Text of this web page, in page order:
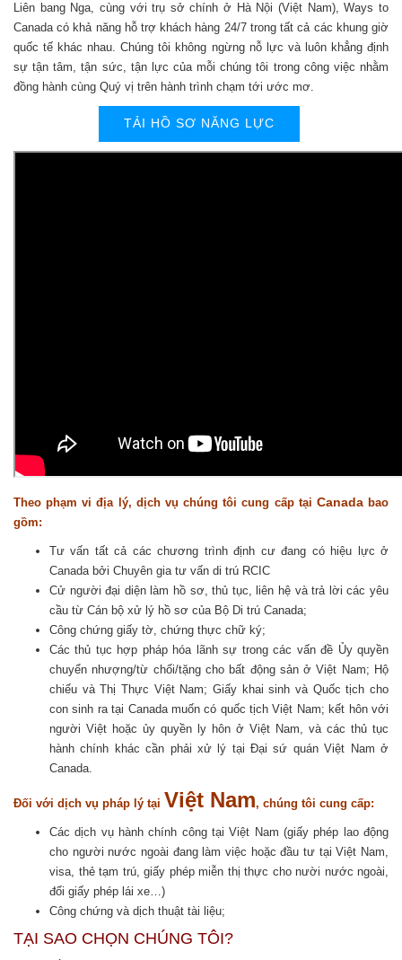
Liên bang Nga, cùng với trụ sở chính ở Hà Nội (Việt Nam), Ways to
Canada có khả năng hỗ trợ khách hàng 24/7 trong tất cả các khung giờ
quốc tế khác nhau. Chúng tôi không ngừng nỗ lực và luôn khẳng định
sự tận tâm, tận sức, tận lực của mỗi chúng tôi trong công việc nhằm
đồng hành cùng Quý vị trên hành trình chạm tới ước mơ.
TẢI HỒ SƠ NĂNG LỰC
Theo phạm vi địa lý, dịch vụ chúng tôi cung cấp tại Canadabao
gồm:
Tư vấn tất cả các chương trình định cư đang có hiệu lực ở
Canada bởi Chuyên gia tư vấn di trú RCIC
Cử người đại diện làm hồ sơ, thủ tục, liên hệ và trả lời các yêu
cầu từ Cán bộ xử lý hồ sơ của Bộ Di trú Canada;
Công chứng giấy tờ, chứng thực chữ ký;
Các thủ tục hợp pháp hóa lãnh sự trong các vấn đề Ủy quyền
chuyển nhượng/từ chối/tặng cho bất động sản ở Việt Nam; Hộ
chiếu và Thị Thực Việt Nam; Giấy khai sinh và Quốc tịch cho
con sinh ra tại Canada muốn có quốc tịch Việt Nam; kết hôn với
người Việt hoặc ủy quyền ly hôn ở Việt Nam, và các thủ tục
hành chính khác cần phải xử lý tại Đại sứ quán Việt Nam ở
Canada.
Đối với dịch vụ pháp lý tại Việt Nam, chúng tôi cung cấp:
Các dịch vụ hành chính công tại Việt Nam (giấy phép lao động
cho người nước ngoài đang làm việc hoặc đầu tư tại Việt Nam,
visa, thẻ tạm trú, giấy phép miễn thị thực cho nười nước ngoài,
đổi giấy phép lái xe…)
Công chứng và dịch thuật tài liệu;
TẠI SAO CHỌN CHÚNG TÔI?